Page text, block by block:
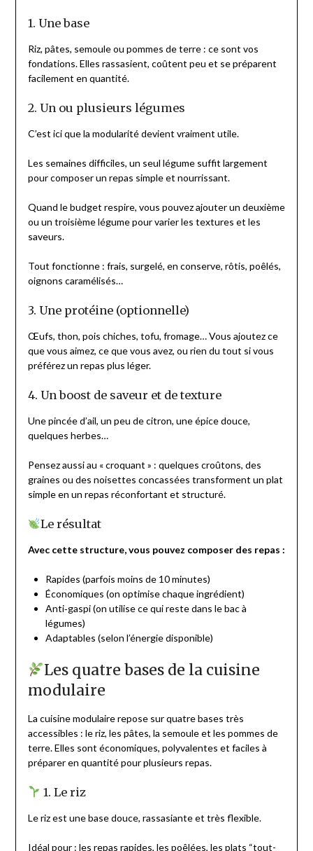
1. Une base
Riz, pâtes, semoule ou pommes de terre : ce sont vos
fondations. Elles rassasient, coûtent peu et se préparent
facilement en quantité.
2. Un ou plusieurs légumes
C’est ici que la modularité devient vraiment utile.
Les semaines difficiles, un seul légume suffit largement
pour composer un repas simple et nourrissant.
Quand le budget respire, vous pouvez ajouter un deuxième
ou un troisième légume pour varier les textures et les
saveurs.
Tout fonctionne : frais, surgelé, en conserve, rôtis, poêlés,
oignons caramélisés…
3. Une protéine (optionnelle)
Œufs, thon, pois chiches, tofu, fromage… Vous ajoutez ce
que vous aimez, ce que vous avez, ou rien du tout si vous
préférez un repas plus léger.
4. Un boost de saveur et de texture
Une pincée d’ail, un peu de citron, une épice douce,
quelques herbes…
Pensez aussi au « croquant » : quelques croûtons, des
graines ou des noisettes concassées transforment un plat
simple en un repas réconfortant et structuré.
Le résultat
Avec cette structure, vous pouvez composer des repas :
Rapides (parfois moins de 10 minutes)
Économiques (on optimise chaque ingrédient)
Anti‑gaspi (on utilise ce qui reste dans le bac à
légumes)
Adaptables (selon l’énergie disponible)
Les quatre bases de la cuisine
modulaire
La cuisine modulaire repose sur quatre bases très
accessibles : le riz, les pâtes, la semoule et les pommes de
terre. Elles sont économiques, polyvalentes et faciles à
préparer en quantité pour plusieurs repas.
1. Le riz
Le riz est une base douce, rassasiante et très flexible.
Idéal pour : les repas rapides, les poêlées, les plats “tout-